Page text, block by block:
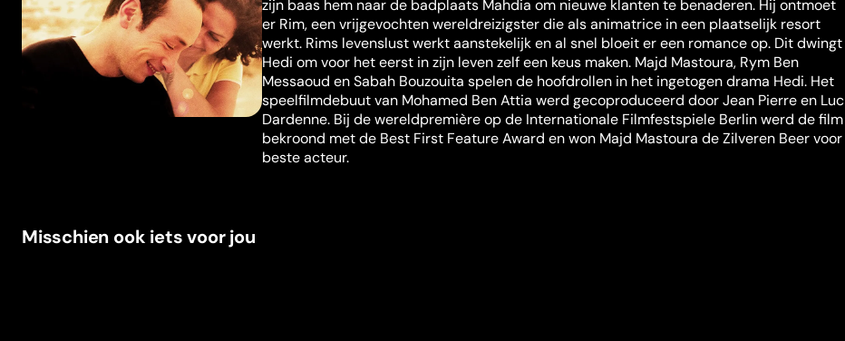
zijn baas hem naar de badplaats Mahdia om nieuwe klanten te benaderen. Hij ontmoet
er Rim, een vrijgevochten wereldreizigster die als animatrice in een plaatselijk resort
werkt. Rims levenslust werkt aanstekelijk en al snel bloeit er een romance op. Dit dwingt
Hedi om voor het eerst in zijn leven zelf een keus maken. Majd Mastoura, Rym Ben
Messaoud en Sabah Bouzouita spelen de hoofdrollen in het ingetogen drama Hedi. Het
speelfilmdebuut van Mohamed Ben Attia werd gecoproduceerd door Jean Pierre en Luc
Dardenne. Bij de wereldpremière op de Internationale Filmfestspiele Berlin werd de film
bekroond met de Best First Feature Award en won Majd Mastoura de Zilveren Beer voor
beste acteur.
Misschien ook iets voor jou